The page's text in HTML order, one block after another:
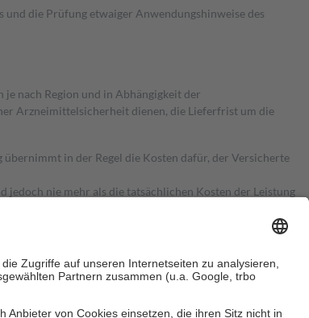
die Prüfung etwaiger Anwendungshinweise des
nach Region und in Abhängigkeit der
Arzneimittelsicherheit dienen, die Lieferfrist um die
in der Regel die Kosten dafür, der Versicherte
jedoch nie mehr als die tatsächlichen Kosten der Leistung
an bei: